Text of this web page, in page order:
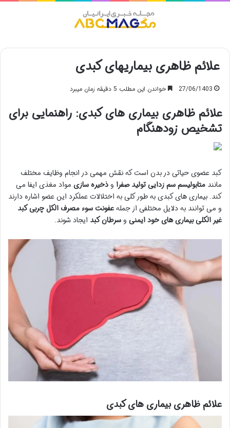
علائم ظاهری بیماریهای کبدی
27/06/1403 خواندن این مطلب 5 دقیقه زمان میبرد
علائم ظاهری بیماری های کبدی: راهنمایی برای
تشخیص زودهنگام
کبد عضوی حیاتی در بدن است که نقش مهمی در انجام وظایف مختلف
مانند متابولیسمسم زداییتولید صفرا وذخیره سازی مواد مغذی ایفا می
کند. بیماری های کبدی به طور کلی به اختلالات عملکرد این عضو اشاره دارند
و می توانند به دلایل مختلفی از جملهعفونتسوء مصرف الکلچربی کبد
غیر الکلیبیماری های خود ایمنی وسرطان کبد ایجاد شوند.
علائم ظاهری بیماری های کبدی